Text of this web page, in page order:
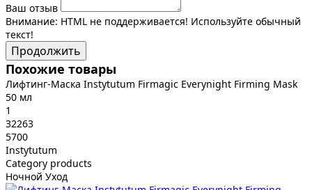
Ваш отзыв
Внимание: HTML не поддерживается! Используйте обычный
текст!
Продолжить
Похожие товары
Лифтинг-Маска Instytutum Firmagic Everynight Firming Mask
50 мл
1
32263
5700
Instytutum
Category products
Ночной Уход